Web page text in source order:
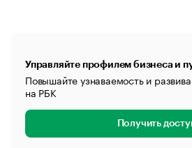
Управляйте профилем бизнеса и
Повышайте узнаваемость и
на РБК
Получить